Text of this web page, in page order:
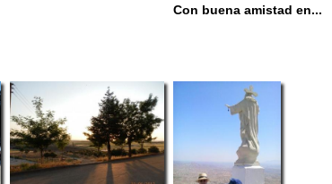
Con buena amistad en...